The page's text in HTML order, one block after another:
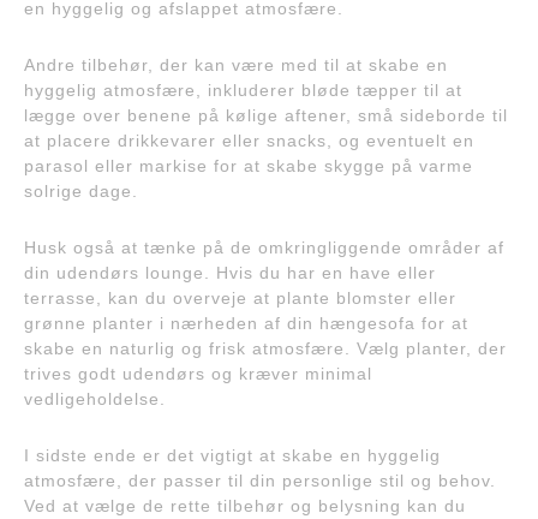
en hyggelig og afslappet atmosfære.
Andre tilbehør, der kan være med til at skabe en
hyggelig atmosfære, inkluderer bløde tæpper til at
lægge over benene på kølige aftener, små sideborde til
at placere drikkevarer eller snacks, og eventuelt en
parasol eller markise for at skabe skygge på varme
solrige dage.
Husk også at tænke på de omkringliggende områder af
din udendørs lounge. Hvis du har en have eller
terrasse, kan du overveje at plante blomster eller
grønne planter i nærheden af din hængesofa for at
skabe en naturlig og frisk atmosfære. Vælg planter, der
trives godt udendørs og kræver minimal
vedligeholdelse.
I sidste ende er det vigtigt at skabe en hyggelig
atmosfære, der passer til din personlige stil og behov.
Ved at vælge de rette tilbehør og belysning kan du